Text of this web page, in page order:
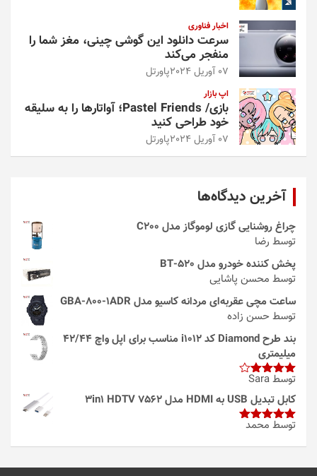
اخبار فناوری
سرعت دانلود این گوشی چینی، مغز شما را
منفجر می‌کند
07 آوریل 2024 پاورتل
اپ بازار
بازی/ Pastel Friends؛ آواتارها را به سلیقه
خود طراحی کنید
07 آوریل 2024 پاورتل
آخرین دیدگاه‌ها
چراغ روشنایی گازی لوموگاز مدل C200
توسط رضا
پخش کننده خودرو مدل 520-BT
توسط محسن پاشایی
ساعت مچی عقربه‌ای مردانه کاسیو مدل GBA-800-1ADR
توسط حسن زاده
بند طرح Diamond کد i1012 مناسب برای اپل واچ 42/44
میلیمتری
امتیاز4
از 5
توسط Sara
کابل تبدیل USB به HDMI مدل 3in1 HDTV 7562
امتیاز5از
توسط محمد